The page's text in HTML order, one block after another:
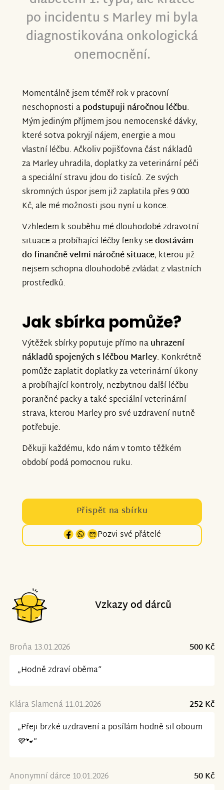
po incidentu s Marley mi byla
diagnostikována onkologická
onemocnění.
Momentálně jsem téměř rok v pracovní
neschopnosti apodstupuji náročnou léčbu.
Mým jediným příjmem jsou nemocenské dávky,
které sotva pokryjí nájem, energie a mou
vlastní léčbu. Ačkoliv pojišťovna část nákladů
za Marley uhradila, doplatky za veterinární péči
a speciální stravu jdou do tisíců. Ze svých
skromných úspor jsem již zaplatila přes 9 000
Kč, ale mé možnosti jsou nyní u konce.
Vzhledem k souběhu mé dlouhodobé zdravotní
situace a probíhající léčby fenky sedostávám
do finančně velmi náročné situace, kterou již
nejsem schopna dlouhodobě zvládat z vlastních
prostředků.
Jak sbírka pomůže?
Výtěžek sbírky poputuje přímo nauhrazení
nákladů spojených s léčbou Marley. Konkrétně
pomůže zaplatit doplatky za veterinární úkony
a probíhající kontroly, nezbytnou další léčbu
poraněné packy a také speciální veterinární
strava, kterou Marley pro své uzdravení nutně
potřebuje.
Děkuji každému, kdo nám v tomto těžkém
období podá pomocnou ruku.
Přispět na sbírku
Pozvi své přátelé
Vzkazy od dárců
Broňa 13.01.2026
500 Kč
„Hodně zdraví oběma“
Klára Slamená 11.01.2026
252 Kč
„Přeji brzké uzdravení a posílám hodně sil oboum
💜🐾“
Anonymní dárce 10.01.2026
50 Kč